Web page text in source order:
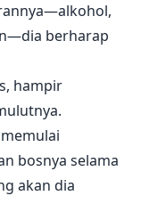
berharap
hampir
bosnya selama
akan dia